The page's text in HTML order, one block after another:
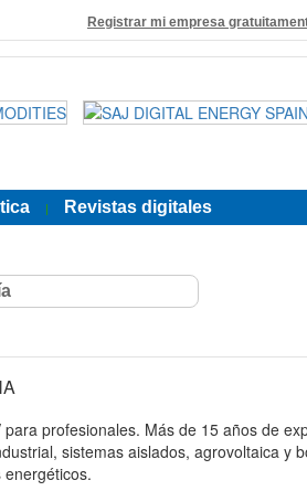
Registrar mi empresa
| Revistas digitales
profesionales. Más de 15 años de
sistemas aislados, agrovoltaica y